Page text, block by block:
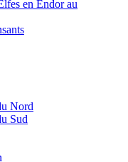
en Endor au
Nord
Sud